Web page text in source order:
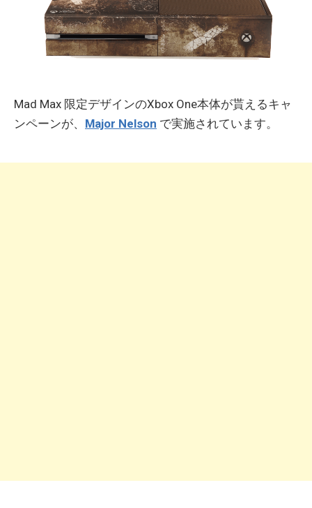
Mad Max 限定デザインのXbox One本体が貰えるキャ
ンペーンが、 Major Nelson で実施されています。